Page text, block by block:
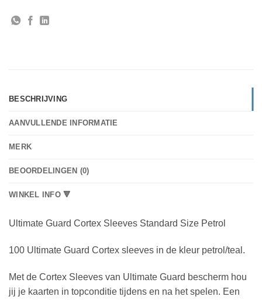
BESCHRIJVING
AANVULLENDE INFORMATIE
MERK
BEOORDELINGEN (0)
WINKEL INFO 🔻
Ultimate Guard Cortex Sleeves Standard Size Petrol
100 Ultimate Guard Cortex sleeves in de kleur petrol/teal.
Met de Cortex Sleeves van Ultimate Guard bescherm hou
jij je kaarten in topconditie tijdens en na het spelen. Een